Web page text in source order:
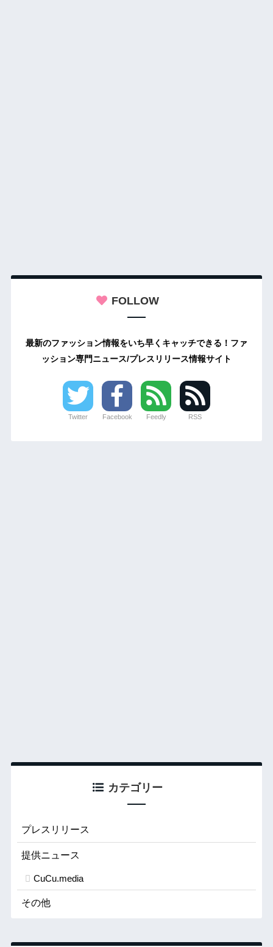
FOLLOW
最新のファッション情報をいち早くキャッチできる！ファ
ッション専門ニュース/プレスリリース情報サイト
Twitter Facebook Feedly RSS
カテゴリー
プレスリリース
提供ニュース
CuCu.media
その他